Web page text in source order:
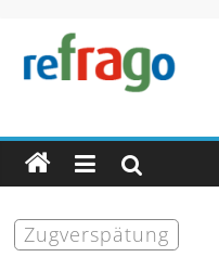
springen
refrago
Rechtsfragen
online
verständlich
erklärt
–Zugverspätung